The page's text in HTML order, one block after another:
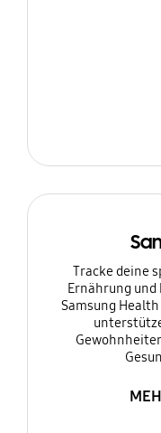
Tracke deine
Ernährung
Samsung